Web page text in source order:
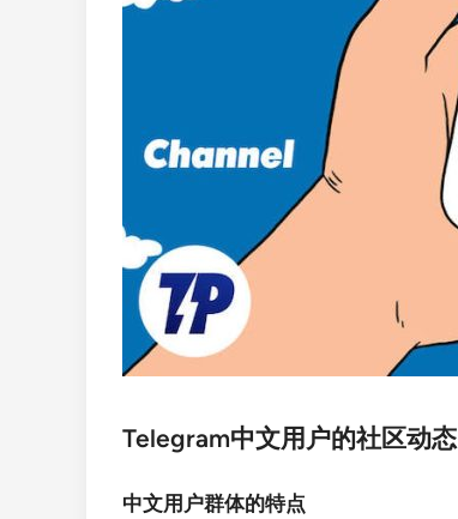
Telegram中文用户的社区动态
中文用户群体的特点